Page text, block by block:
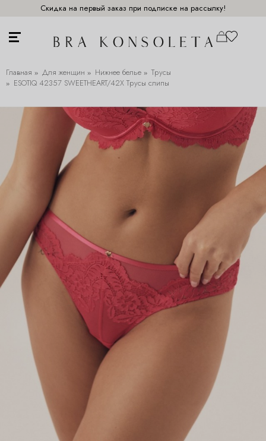
Скидка на первый заказ при подписке на рассылку!
Главная Для женщин Нижнее белье
Трусы
ESOTIQ 42357 SWEETHEART/42X Трусы слипы